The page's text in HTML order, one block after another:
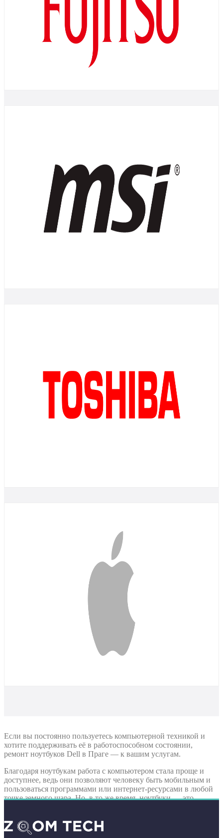
Если вы постоянно пользуетесь компьютерной техникой и
хотите поддерживать её в работоспособном состоянии,
ремонт ноутбуков Dell в Праге — к вашим услугам.
Благодаря ноутбукам работа с компьютером стала проще и
доступнее, ведь они позволяют человеку быть мобильным и
пользоваться программами или интернет-ресурсами в любой
точке земного шара. Но, в то же время, ноутбуки — это
бренда, как Dell.